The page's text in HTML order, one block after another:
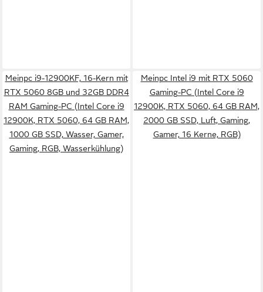
Meinpc i9-12900KF, 16-Kern mit
RTX 5060 8GB und 32GB DDR4
RAM Gaming-PC (Intel Core i9
12900K, RTX 5060, 64 GB RAM,
1000 GB SSD, Wasser, Gamer,
Gaming, RGB, Wasserkühlung)
Meinpc Intel i9 mit RTX 5060
Gaming-PC (Intel Core i9
12900K, RTX 5060, 64 GB RAM,
2000 GB SSD, Luft, Gaming,
Gamer, 16 Kerne, RGB)